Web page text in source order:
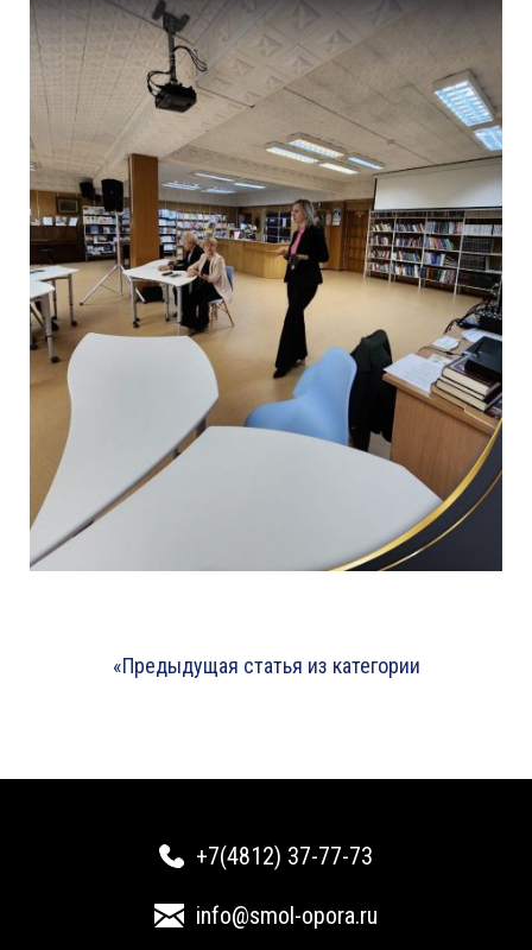
«Предыдущая статья из категории
+7(4812) 37-77-73
info@smol-opora.ru